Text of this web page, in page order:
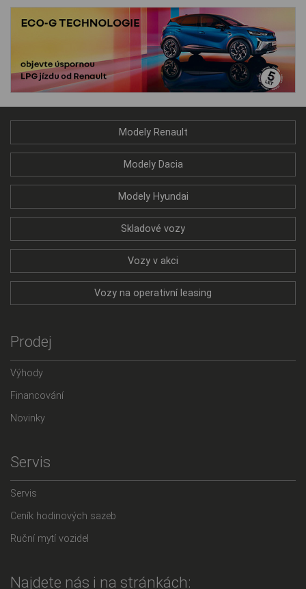
Modely Renault
Modely Dacia
Modely Hyundai
Skladové vozy
Vozy v akci
Vozy na operativní leasing
Prodej
Výhody
Financování
Novinky
Servis
Servis
Ceník hodinových sazeb
Ruční mytí vozidel
Najdete nás i na stránkách: